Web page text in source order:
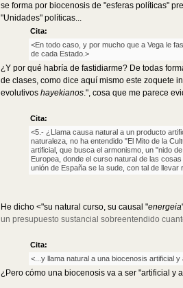
se forma por biocenosis de "esferas políticas"
"Unidades" políticas...
Cita:
<En todo caso, y por mucho que a Vega le
de cada Estado.>
¿Y por qué habría de fastidiarme? De todas
de clases, como dice aquí mismo este zoquete
evolutivos hayekianos.", cosa que me parece
Cita:
<5.- ¿Llama causa natural a un producto
naturaleza, no ha entendido "El Mito de la
artificial, que busca el armonismo, un "nido
Europea, donde el curso natural de las
unión de España se la sude, con tal de
He dicho <"su natural curso, su causal "energeia
un presupuesto sustancial sobreentendido
Cita:
<...y llama natural a una biocenosis artificial y
¿Pero cómo una biocenosis va a ser "artificial y